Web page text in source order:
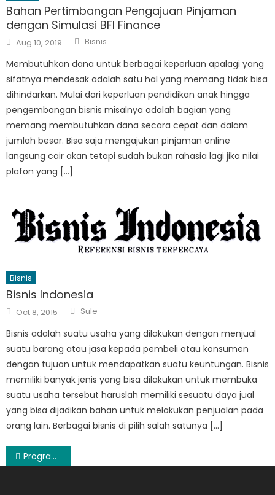
Bahan Pertimbangan Pengajuan Pinjaman
dengan Simulasi BFI Finance
Posted
on
Aug 10, 2019 Author
Bisnis
Membutuhkan dana untuk berbagai keperluan apalagi yang
sifatnya mendesak adalah satu hal yang memang tidak bisa
dihindarkan. Mulai dari keperluan pendidikan anak hingga
pengembangan bisnis misalnya adalah bagian yang
memang membutuhkan dana secara cepat dan dalam
jumlah besar. Bisa saja mengajukan pinjaman online
langsung cair akan tetapi sudah bukan rahasia lagi jika nilai
plafon yang […]
Bisnis
Bisnis Indonesia
Posted
on
Oct 8, 2015 Author
Sule
Bisnis adalah suatu usaha yang dilakukan dengan menjual
suatu barang atau jasa kepada pembeli atau konsumen
dengan tujuan untuk mendapatkan suatu keuntungan. Bisnis
memiliki banyak jenis yang bisa dilakukan untuk membuka
suatu usaha tersebut haruslah memiliki sesuatu daya jual
yang bisa dijadikan bahan untuk melakukan penjualan pada
orang lain. Berbagai bisnis di pilih salah satunya […]
Post
Program Pembayaran Canggih Lewat Smartphone